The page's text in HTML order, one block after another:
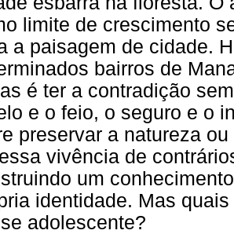
limite de crescimento
a paisagem de cidade.
bairros de
é ter a contradição
e o feio, o seguro e o
preservar a natureza
vivência de
um
identidade. Mas
adolescente?